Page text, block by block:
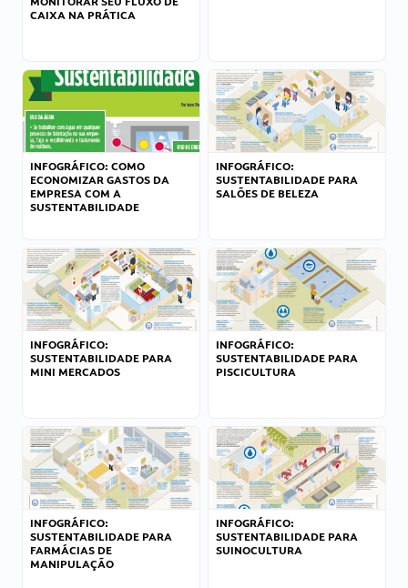
CAIXA NA PRÁTICA
INFOGRÁFICO: COMO
ECONOMIZAR GASTOS DA
EMPRESA COM A
SUSTENTABILIDADE
INFOGRÁFICO:
SUSTENTABILIDADE PARA
SALÕES DE BELEZA
INFOGRÁFICO:
SUSTENTABILIDADE PARA
MINI MERCADOS
INFOGRÁFICO:
SUSTENTABILIDADE PARA
PISCICULTURA
INFOGRÁFICO:
SUSTENTABILIDADE PARA
FARMÁCIAS DE
MANIPULAÇÃO
INFOGRÁFICO:
SUSTENTABILIDADE PARA
SUINOCULTURA